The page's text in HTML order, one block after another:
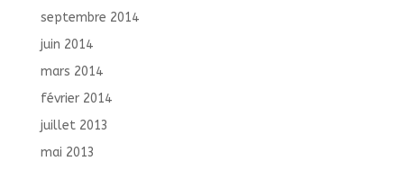
septembre 2014
juin 2014
mars 2014
février 2014
juillet 2013
mai 2013